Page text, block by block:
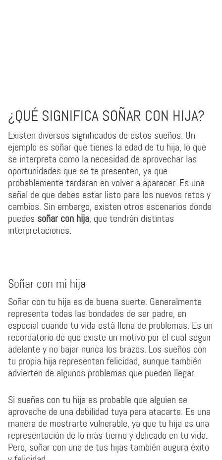
¿QUÉ SIGNIFICA SOÑAR CON HIJA?
Existen diversos significados de estos sueños. Un
ejemplo es soñar que tienes la edad de tu hija, lo que
se interpreta como la necesidad de aprovechar las
oportunidades que se te presenten, ya que
probablemente tardaran en volver a aparecer. Es una
señal de que debes estar listo para los nuevos retos y
cambios. Sin embargo, existen otros escenarios donde
puedes soñar con hija, que tendrán distintas
interpretaciones.
Soñar con mi hija
Soñar con tu hija es de buena suerte. Generalmente
representa todas las bondades de ser padre, en
especial cuando tu vida está llena de problemas. Es un
recordatorio de que existe un motivo por el cual seguir
adelante y no bajar nunca los brazos. Los sueños con
tu propia hija representan felicidad, aunque también
advierten de algunos problemas que pueden llegar.
Si sueñas con tu hija es probable que alguien se
aproveche de una debilidad tuya para atacarte. Es una
manera de mostrarte vulnerable, ya que tu hija es una
representación de lo más tierno y delicado en tu vida.
Pero, soñar con una de tus hijas también augura éxito